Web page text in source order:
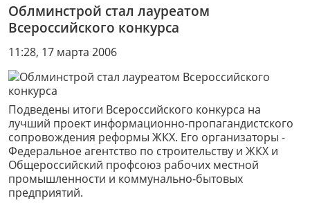
Облминстрой стал лауреатом
Всероссийского конкурса
11:28, 17 марта 2006
Подведены итоги Всероссийского конкурса на
лучший проект информационно-пропагандистского
сопровождения реформы ЖКХ. Его организаторы -
Федеральное агентство по строительству и ЖКХ и
Общероссийский профсоюз рабочих местной
промышленности и коммунально-бытовых
предприятий.